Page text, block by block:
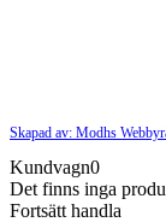
Skapad av: Modhs
Kundvagn0
Det finns inga
Fortsätt handla